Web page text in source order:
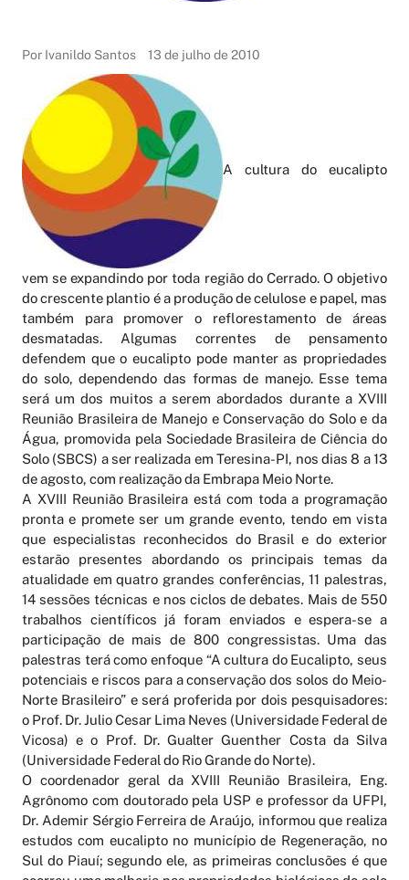
Por Ivanildo Santos 13 de julho de 2010
A cultura do eucalipto
vem se expandindo por toda região do Cerrado. O objetivo
do crescente plantio é a produção de celulose e papel, mas
também para promover o reflorestamento de áreas
desmatadas. Algumas correntes de pensamento
defendem que o eucalipto pode manter as propriedades
do solo, dependendo das formas de manejo. Esse tema
será um dos muitos a serem abordados durante a XVIII
Reunião Brasileira de Manejo e Conservação do Solo e da
Água, promovida pela Sociedade Brasileira de Ciência do
Solo (SBCS) a ser realizada em Teresina-PI, nos dias 8 a 13
de agosto, com realização da Embrapa Meio Norte.
A XVIII Reunião Brasileira está com toda a programação
pronta e promete ser um grande evento, tendo em vista
que especialistas reconhecidos do Brasil e do exterior
estarão presentes abordando os principais temas da
atualidade em quatro grandes conferências, 11 palestras,
14 sessões técnicas e nos ciclos de debates. Mais de 550
trabalhos científicos já foram enviados e espera-se a
participação de mais de 800 congressistas. Uma das
palestras terá como enfoque “A cultura do Eucalipto, seus
potenciais e riscos para a conservação dos solos do Meio-
Norte Brasileiro” e será proferida por dois pesquisadores:
o Prof. Dr. Julio Cesar Lima Neves (Universidade Federal de
Vicosa) e o Prof. Dr. Gualter Guenther Costa da Silva
(Universidade Federal do Rio Grande do Norte).
O coordenador geral da XVIII Reunião Brasileira, Eng.
Agrônomo com doutorado pela USP e professor da UFPI,
Dr. Ademir Sérgio Ferreira de Araújo, informou que realiza
estudos com eucalipto no município de Regeneração, no
Sul do Piauí; segundo ele, as primeiras conclusões é que